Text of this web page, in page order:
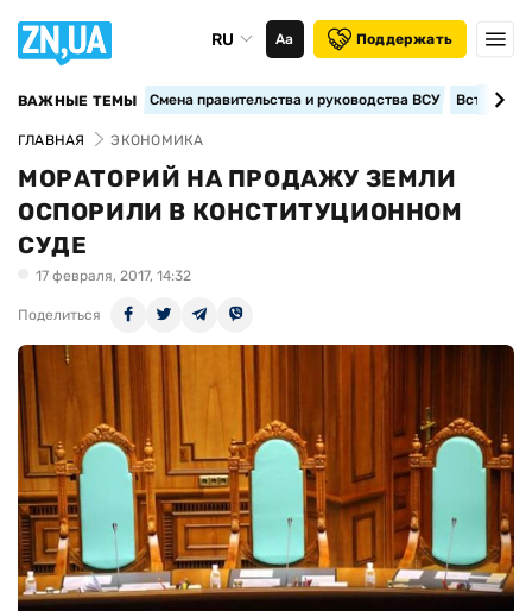
RU Аа Поддержать
ВАЖНЫЕ ТЕМЫ Смена правительства и руководства ВСУ
ГЛАВНАЯ ЭКОНОМИКА
МОРАТОРИЙ НА ПРОДАЖУ ЗЕМЛИ
ОСПОРИЛИ В КОНСТИТУЦИОННОМ
СУДЕ
17 февраля, 2017, 14:32
Поделиться